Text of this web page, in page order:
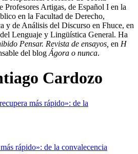
Profesores Artigas, de Español I en la
en la Facultad de Derecho,
y de Análisis del Discurso en Fhuce, en
Lenguaje y Lingüística General. Ha
Pensar. Revista de ensayos, en H
del blog Ágora o nunca.
Cardozo
rápido»: de la convalecencia